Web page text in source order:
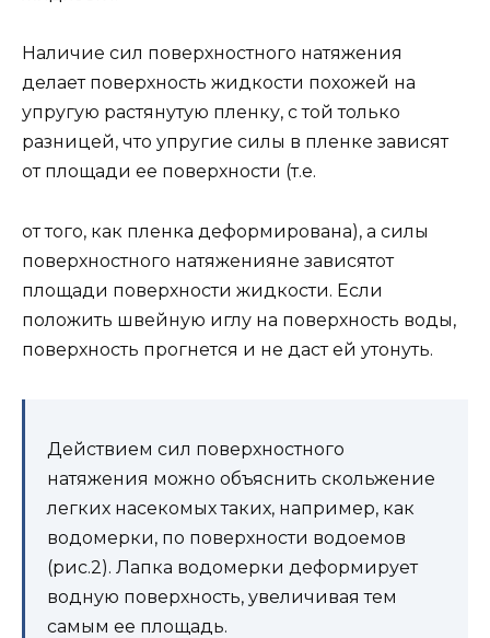
Наличие сил поверхностного натяжения
делает поверхность жидкости похожей на
упругую растянутую пленку, с той только
разницей, что упругие силы в пленке зависят
от площади ее поверхности (т.е.
от того, как пленка деформирована), а силы
поверхностного натяженияне зависятот
площади поверхности жидкости. Если
положить швейную иглу на поверхность воды,
поверхность прогнется и не даст ей утонуть.
Действием сил поверхностного
натяжения можно объяснить скольжение
легких насекомых таких, например, как
водомерки, по поверхности водоемов
(рис.2). Лапка водомерки деформирует
водную поверхность, увеличивая тем
самым ее площадь.